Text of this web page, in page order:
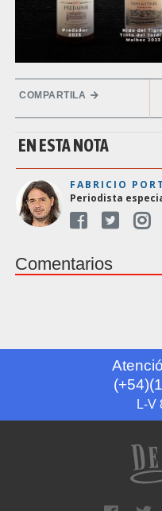
COMPARTILA
EN ESTA NOTA
FABRICIO
Periodista
Comentarios
L-V